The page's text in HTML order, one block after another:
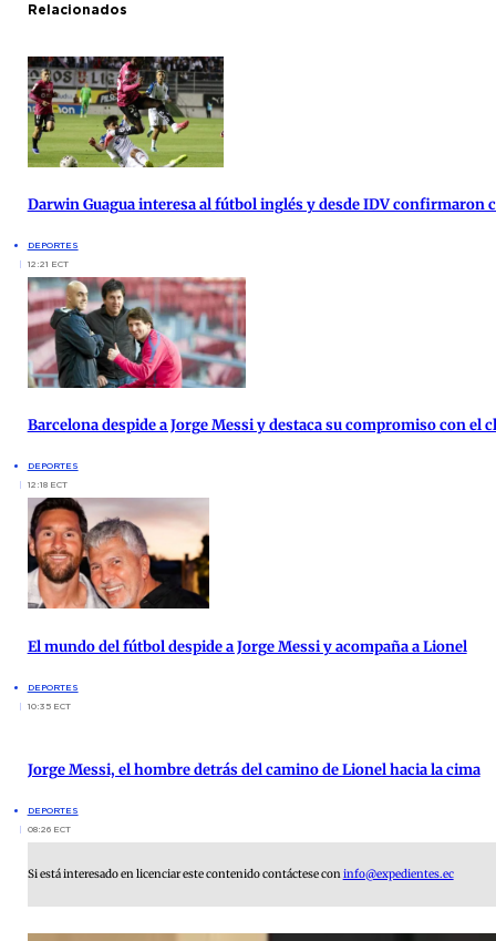
Relacionados
Darwin Guagua interesa al fútbol inglés y desde IDV confirmaron
DEPORTES
12:21 ECT
Barcelona despide a Jorge Messi y destaca su compromiso con el
DEPORTES
12:18 ECT
El mundo del fútbol despide a Jorge Messi y acompaña a Lionel
DEPORTES
10:35 ECT
Jorge Messi, el hombre detrás del camino de Lionel hacia la cima
DEPORTES
08:26 ECT
Si está interesado en licenciar este contenido contáctese coninfo@expedientes.ec